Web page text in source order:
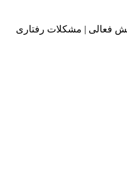
فعالی | مشکلات رفتاری